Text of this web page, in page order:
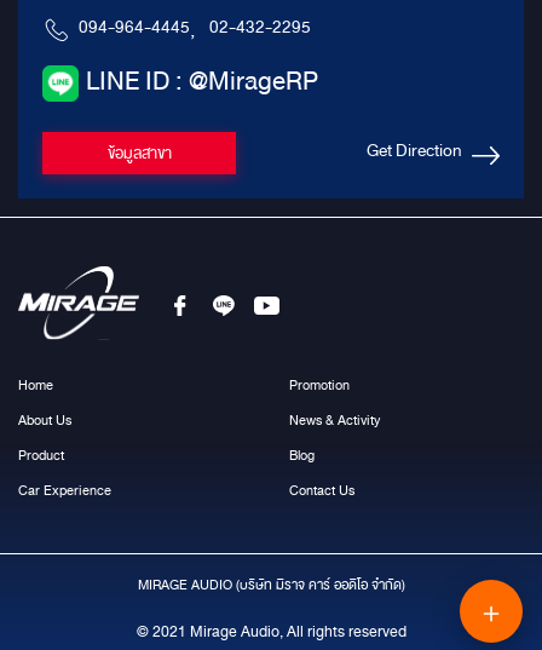
094-964-4445, 02-432-2295
LINE ID : @MirageRP
ข้อมูลสาขา Get Direction
Home
About Us
Product
Car Experience
Promotion
News & Activity
Blog
Contact Us
MIRAGE AUDIO (บริษัท มีราจ คาร์ ออดิโอ จำกัด)
© 2021 Mirage Audio, All rights reserved
＋